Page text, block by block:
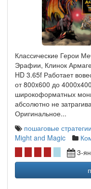
Классические Герои
Эрафии, Клинок
HD 3.65f Работает
от 800x600 до
широкоформатных
абсолютно не
Оригинальное...
пошаговые
Might and Magic
3-